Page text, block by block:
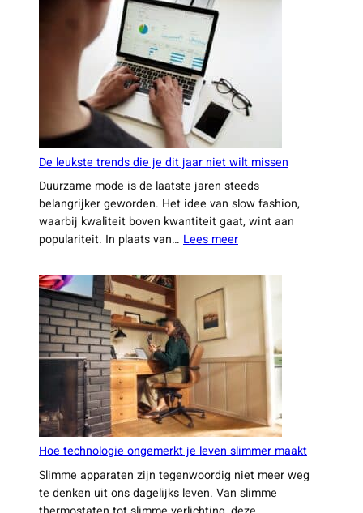
aannemer
uit
De leukste trends die je dit jaar niet wilt missen
Duurzame mode is de laatste jaren steeds
belangrijker geworden. Het idee van slow fashion,
waarbij kwaliteit boven kwantiteit gaat, wint aan
populariteit. In plaats van… Lees meer:
leukste
jaar
niet
missen
Hoe technologie ongemerkt je leven slimmer maakt
Slimme apparaten zijn tegenwoordig niet meer weg
te denken uit ons dagelijks leven. Van slimme